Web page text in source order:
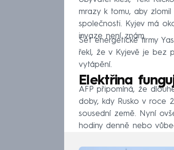
mrazy k tomu, aby
společnosti. Kyjev má
invaze není znám.
Šéf energetické firmy
řekl, že v Kyjevě je bez
vytápění.
Elektřina
AFP připomíná, že
doby, kdy Rusko v roce
sousední země. Nyní
hodiny denně nebo